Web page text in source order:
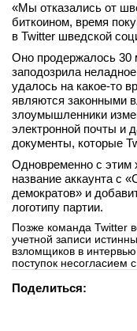
«Мы отказались от
биткоином, время
в Twitter шведской
Оно продержалось 30
заподозрила
удалось на какое-то
являются законными
злоумышленники
электронной почты и
документы, которые
Одновременно с этим
название аккаунта с
демократов» и
логотипу партии.
Позже команда Twitter
учетной записи
взломщиков в
поступок несогласием
Поделиться: